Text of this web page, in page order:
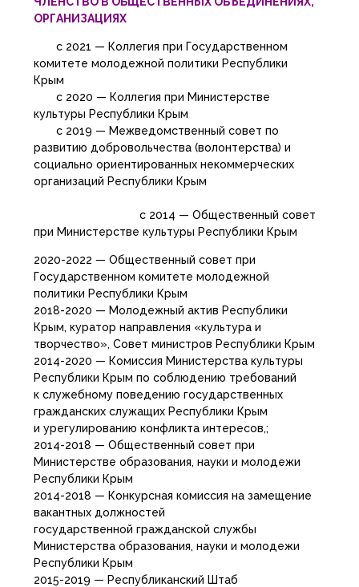
ОРГАНИЗАЦИЯХ
c 2021 — Коллегия при Государственном
комитете молодежной политики Республики
Крым
c 2020 — Коллегия при Министерстве
культуры Республики Крым
c 2019 — Межведомственный совет по
развитию добровольчества (волонтерства) и
социально ориентированных некоммерческих
организаций Республики Крым
с 2014 — Общественный совет
при Министерстве культуры Республики Крым
2020-2022 — Общественный совет при
Государственном комитете молодежной
политики Республики Крым
2018-2020 — Молодежный актив Республики
Крым, куратор направления «культура и
творчество», Совет министров Республики Крым
2014-2020 — Комиссия Министерства культуры
Республики Крым по соблюдению требований
к служебному поведению государственных
гражданских служащих Республики Крым
и урегулированию конфликта интересов,;
2014-2018 — Общественный совет при
Министерстве образования, науки и молодежи
Республики Крым
2014-2018 — Конкурсная комиссия на замещение
вакантных должностей
государственной гражданской службы
Министерства образования, науки и молодежи
Республики Крым
2015-2019 — Республиканский Штаб